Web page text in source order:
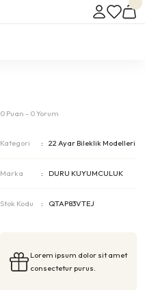
0 Puan - 0 Yorum
Kategori 22 Ayar Bileklik Modelleri
Marka DURU KUYUMCULUK
Stok Kodu QTAP83VTEJ
Lorem ipsum dolor sit amet
consectetur purus.